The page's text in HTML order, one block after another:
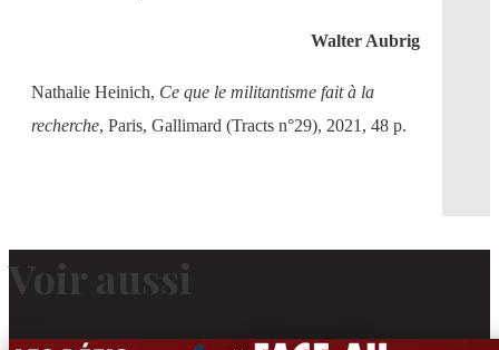
Walter Aubrig​
Nathalie Heinich, Ce que le militantisme fait à la
recherche, Paris, Gallimard (Tracts n°29), 2021, 48 p.
Voir aussi